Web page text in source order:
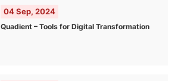
04 Sep, 2024
Quadient – Tools for Digital Transformation